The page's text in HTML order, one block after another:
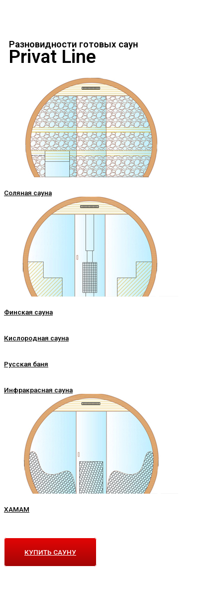
Разновидности готовых саун
Privat Line
Соляная сауна
Финская сауна
Кислородная сауна
Русская баня
Инфракрасная сауна
ХАМАМ
КУПИТЬ САУНУ